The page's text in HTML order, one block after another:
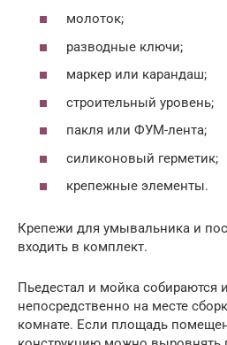
молоток;
разводные ключи;
маркер или карандаш;
строительный уровень;
пакля или ФУМ-лента;
силиконовый герметик;
крепежные элементы.
Крепежи для умывальника и
входить в комплект.
Пьедестал и мойка собираются
непосредственно на месте
комнате. Если площадь